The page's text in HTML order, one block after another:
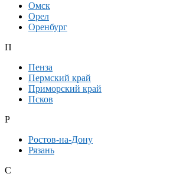
Омск
Орел
Оренбург
П
Пенза
Пермский край
Приморский край
Псков
Р
Ростов-на-Дону
Рязань
С